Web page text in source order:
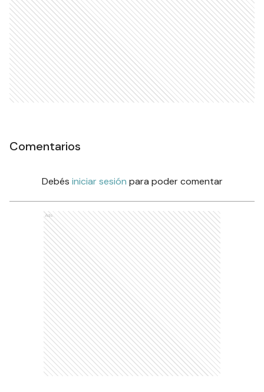
Comentarios
Debés iniciar sesión para poder comentar
Ads